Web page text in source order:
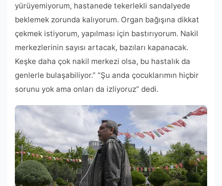
yürüyemiyorum, hastanede tekerlekli sandalyede
beklemek zorunda kalıyorum. Organ bağışına dikkat
çekmek istiyorum, yapılması için bastırıyorum. Nakil
merkezlerinin sayısı artacak, bazıları kapanacak.
Keşke daha çok nakil merkezi olsa, bu hastalık da
genlerle bulaşabiliyor.” “Şu anda çocuklarımın hiçbir
sorunu yok ama onları da izliyoruz” dedi.